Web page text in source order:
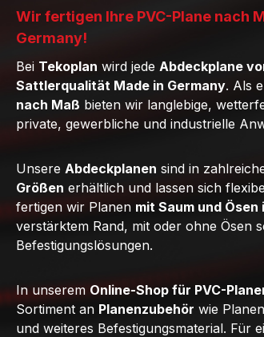
Wir fertigen Ihre PVC-Plane nach
Germany!
Bei Tekoplan wird jede Abdeckplane
Sattlerqualität Made in Germany. Als
nach Maß bieten wir langlebige,
private, gewerbliche und industrielle
Unsere Abdeckplanen sind in
Größen erhältlich und lassen sich
fertigen wir Planen mit Saum und
verstärktem Rand, mit oder ohne Ösen
Befestigungslösungen.
In unserem Online-Shop für PVC-
Sortiment an Planenzubehör wie
und weiteres Befestigungsmaterial. Für